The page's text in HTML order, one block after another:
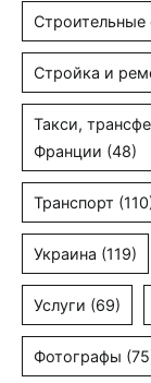
Стройка и
Такси,
Франции (48)
Транспорт
Украина (119)
Услуги (69)
Фотографы